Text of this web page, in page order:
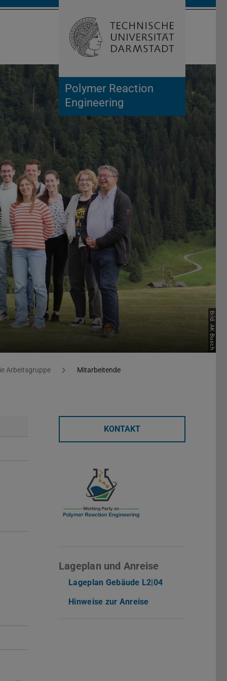
Polymer Reaction
Engineering
Suche öffnen
Bild: AK Busch
Arbeitsgruppe Mitarbeitende
KONTAKT
Lageplan und Anreise
Lageplan Gebäude L2|04
Hinweise zur Anreise